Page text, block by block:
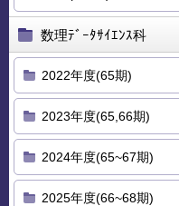
数理ﾃﾞｰﾀｻｲｴﾝｽ科
2022年度(65期)
2023年度(65,66期)
2024年度(65~67期)
2025年度(66~68期)